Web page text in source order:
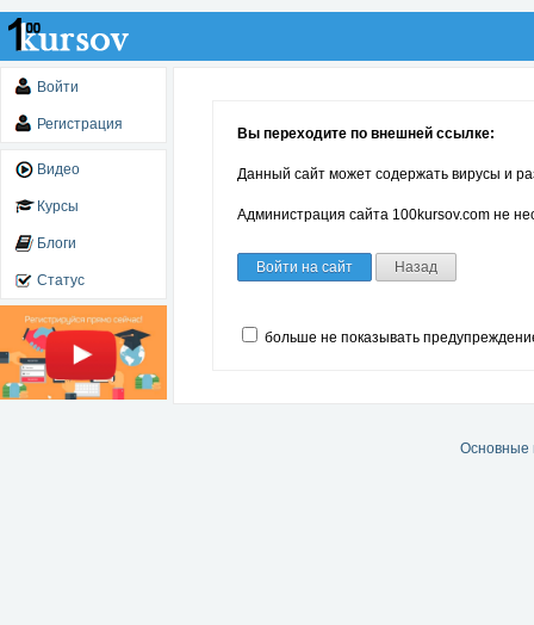
Войти
Регистрация
Видео
Курсы
Блоги
Статус
Вы переходите по внешней ссылке:
Данный сайт может содержать вирусы и
Администрация сайта 100kursov.com не
Войти на сайт Назад
больше не показывать
Основные